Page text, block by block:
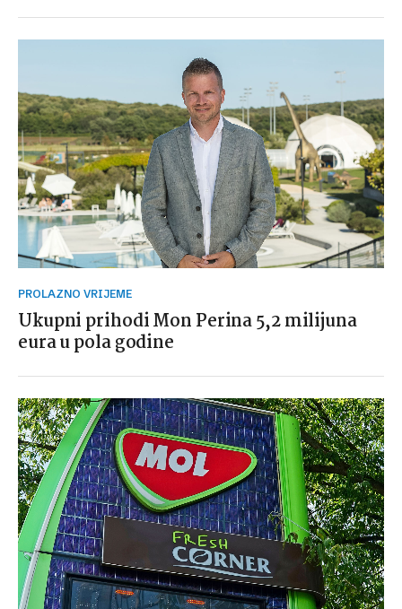
PROLAZNO VRIJEME
Ukupni prihodi Mon Perina 5,2 milijuna
eura u pola godine